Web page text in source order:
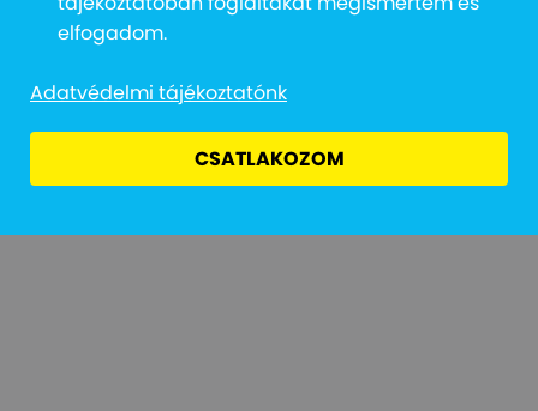
Adatvédelmi Tájékoztató Jogi Nyilatkozat
elfogadom.
Adatvédelmi tájékoztatónk
CSATLAKOZOM